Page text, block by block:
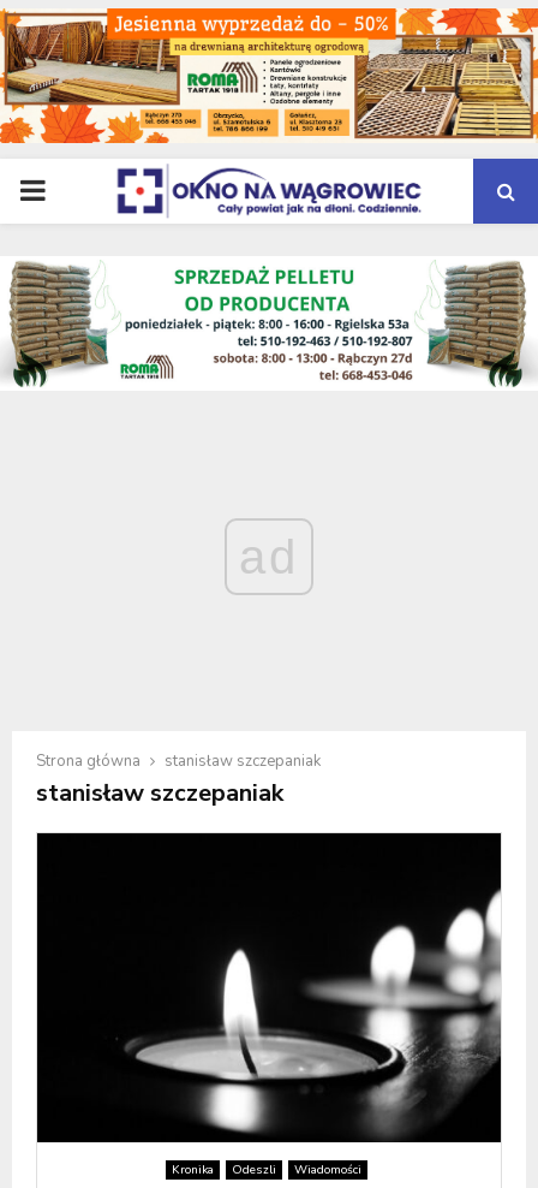
PRIMARY
MENU
ad
Strona główna stanisław szczepaniak
stanisław szczepaniak
Kronika Odeszli Wiadomości